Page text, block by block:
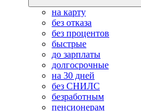
на карту
без отказа
без процентов
быстрые
до зарплаты
долгосрочные
на 30 дней
без СНИЛС
безработным
пенсионерам